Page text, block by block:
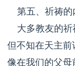
第五、祈祷的
大多教友的祈
但不知在天主
像在我们的父母